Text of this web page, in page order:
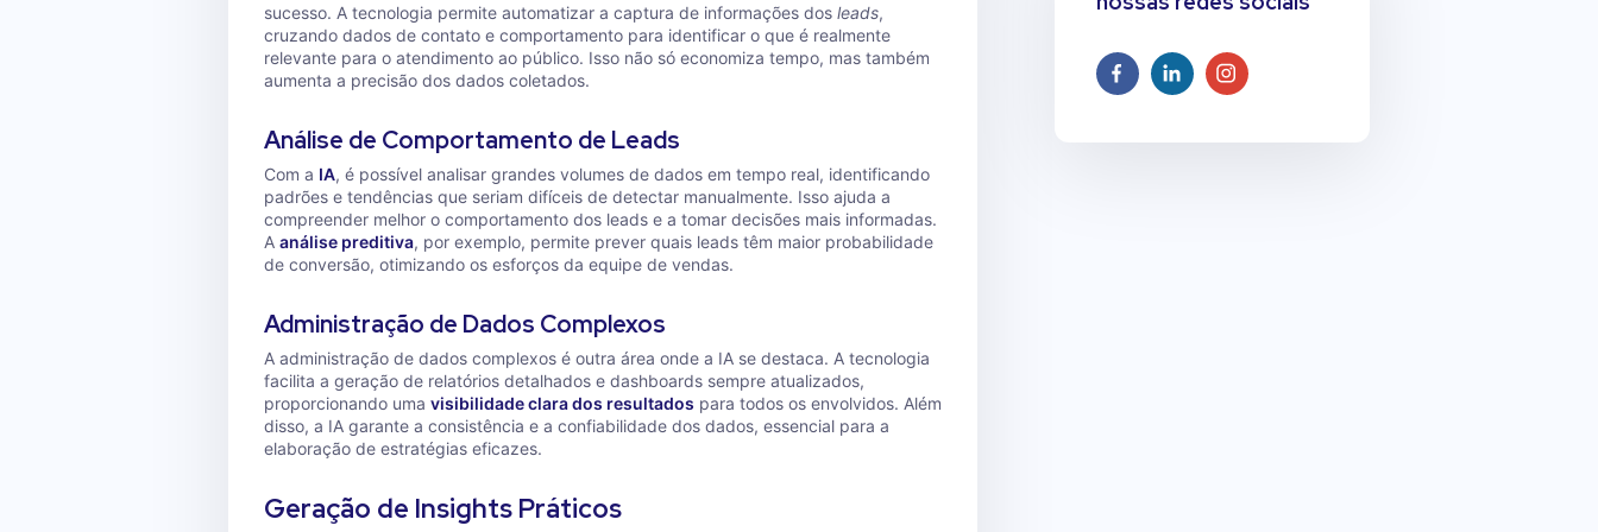
sucesso. A tecnologia permite automatizar a captura de informações dos leads,
cruzando dados de contato e comportamento para identificar o que é realmente
relevante para o atendimento ao público. Isso não só economiza tempo, mas também
aumenta a precisão dos dados coletados.
Análise de Comportamento de Leads
Com a IA, é possível analisar grandes volumes de dados em tempo real, identificando
padrões e tendências que seriam difíceis de detectar manualmente. Isso ajuda a
compreender melhor o comportamento dos leads e a tomar decisões mais informadas.
A análise preditiva, por exemplo, permite prever quais leads têm maior probabilidade
de conversão, otimizando os esforços da equipe de vendas.
Administração de Dados Complexos
A administração de dados complexos é outra área onde a IA se destaca. A tecnologia
facilita a geração de relatórios detalhados e dashboards sempre atualizados,
proporcionando uma visibilidade clara dos resultados para todos os envolvidos. Além
disso, a IA garante a consistência e a confiabilidade dos dados, essencial para a
elaboração de estratégias eficazes.
Geração de Insights Práticos